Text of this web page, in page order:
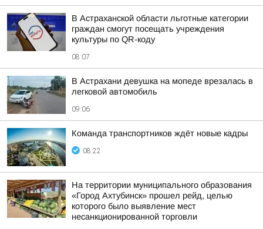
В Астраханской области льготные категории
граждан смогут посещать учреждения
культуры по QR-коду
08:07
В Астрахани девушка на мопеде врезалась в
легковой автомобиль
09:06
Команда транспортников ждёт новые кадры
08:22
На территории муниципального образования
«Город Ахтубинск» прошел рейд, целью
которого было выявление мест
несанкционированной торговли